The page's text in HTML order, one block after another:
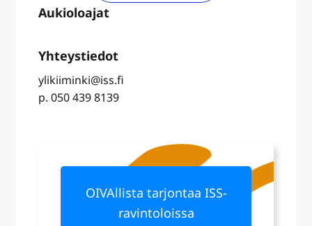
ylikiiminki@iss.fi
p. 050 439 8139
OIVAllista tarjontaa ISS-
ravintoloissa